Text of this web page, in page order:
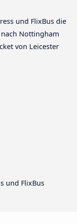
und FlixBus die
Nottingham
von Leicester
und FlixBus